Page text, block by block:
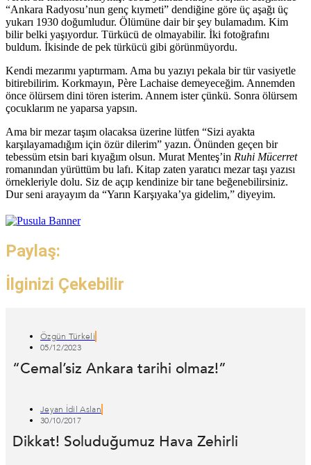
“Ankara Radyosu’nun genç kıymeti” dendiğine göre üç aşağı üç
yukarı 1930 doğumludur. Ölümüne dair bir şey bulamadım. Kim
bilir belki yaşıyordur. Türkücü de olmayabilir. İki fotoğrafını
buldum. İkisinde de pek türkücü gibi görünmüyordu.
Kendi mezarımı yaptırmam. Ama bu yazıyı pekala bir tür vasiyetle
bitirebilirim. Korkmayın, Père Lachaise demeyeceğim. Annemden
önce ölürsem dini tören isterim. Annem ister çünkü. Sonra ölürsem
çocuklarım ne yaparsa yapsın.
Ama bir mezar taşım olacaksa üzerine lütfen “Sizi ayakta
karşılayamadığım için özür dilerim” yazın. Önünden geçen bir
tebessüm etsin bari kıyağım olsun. Murat Menteş’in Ruhi Mücerret
romanından yürüttüm bu lafı. Kitap zaten yaratıcı mezar taşı yazısı
örnekleriyle dolu. Siz de açıp kendinize bir tane beğenebilirsiniz.
Dur seni arayayım da “Yarın Karşıyaka’ya gidelim,” diyeyim.
Paylaş:
İlginizi Çekebilir
Özgün Türkeli
05/12/2023
“Cemal’siz Ankara tarihi olmaz!”
Jeyan İdil Aslan
30/10/2017
Dikkat! Soluduğumuz Hava Zehirli